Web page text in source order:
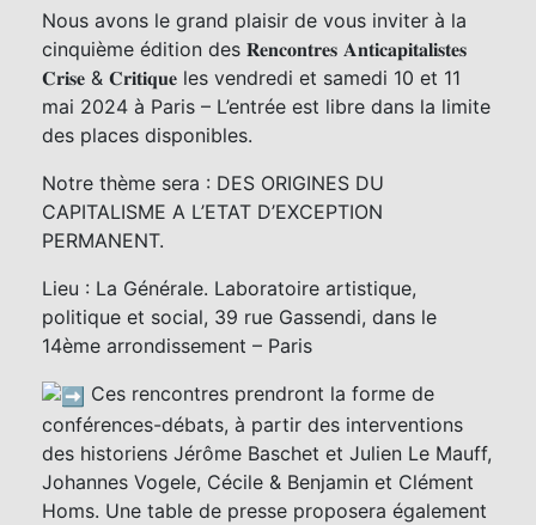
Nous avons le grand plaisir de vous inviter à la
cinquième édition des 𝐑𝐞𝐧𝐜𝐨𝐧𝐭𝐫𝐞𝐬 𝐀𝐧𝐭𝐢𝐜𝐚𝐩𝐢𝐭𝐚𝐥𝐢𝐬𝐭𝐞𝐬
𝐂𝐫𝐢𝐬𝐞 & 𝐂𝐫𝐢𝐭𝐢𝐪𝐮𝐞 les vendredi et samedi 10 et 11
mai 2024 à Paris – L’entrée est libre dans la limite
des places disponibles.
Notre thème sera : DES ORIGINES DU
CAPITALISME A L’ETAT D’EXCEPTION
PERMANENT.
Lieu : La Générale. Laboratoire artistique,
politique et social, 39 rue Gassendi, dans le
14ème arrondissement – Paris
Ces rencontres prendront la forme de
conférences-débats, à partir des interventions
des historiens Jérôme Baschet et Julien Le Mauff,
Johannes Vogele, Cécile & Benjamin et Clément
Homs. Une table de presse proposera également